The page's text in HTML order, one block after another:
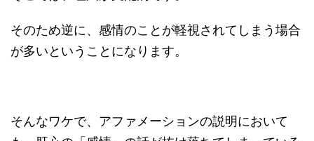
そのため逆に、感情のことが軽視されてしまう場合
が多いということになります。
そんなワケで、アファメーションの説明において